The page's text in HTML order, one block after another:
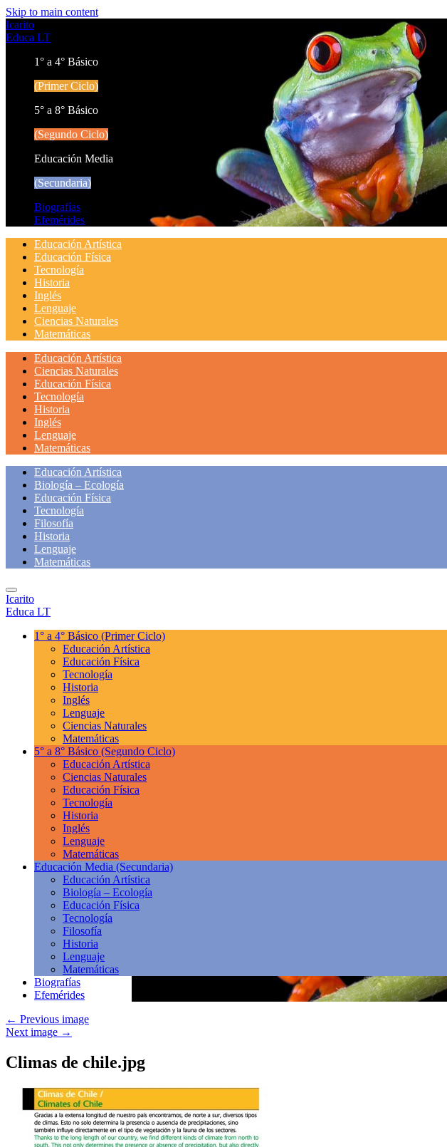
Skip to main content
Icarito
Educa LT
1° a 4° Básico
(Primer Ciclo)
5° a 8° Básico
(Segundo Ciclo)
Educación Media
(Secundaria)
Biografías
Efemérides
Educación Artística
Educación Física
Tecnología
Historia
Inglés
Lenguaje
Ciencias Naturales
Matemáticas
Educación Artística
Ciencias Naturales
Educación Física
Tecnología
Historia
Inglés
Lenguaje
Matemáticas
Educación Artística
Biología – Ecología
Educación Física
Tecnología
Filosofía
Historia
Lenguaje
Matemáticas
Icarito
Educa LT
1° a 4° Básico (Primer Ciclo)
Educación Artística
Educación Física
Tecnología
Historia
Inglés
Lenguaje
Ciencias Naturales
Matemáticas
5° a 8° Básico (Segundo Ciclo)
Educación Artística
Ciencias Naturales
Educación Física
Tecnología
Historia
Inglés
Lenguaje
Matemáticas
Educación Media (Secundaria)
Educación Artística
Biología – Ecología
Educación Física
Tecnología
Filosofía
Historia
Lenguaje
Matemáticas
Biografías
Efemérides
← Previous image
Next image →
Climas de chile.jpg